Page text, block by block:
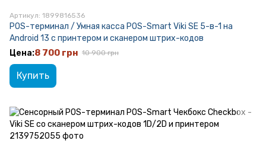
Артикул: 1899816536
POS-терминал / Умная касса POS-Smart Viki SE 5-в-1 на
Android 13 с принтером и сканером штрих-кодов
8 700 грн 10 900 грн
Купить